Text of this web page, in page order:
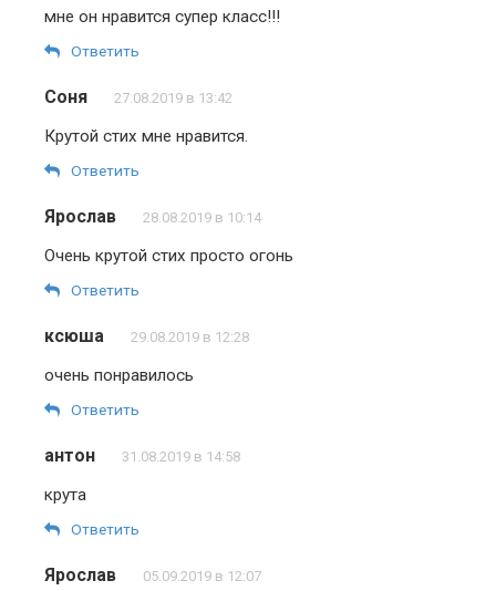
мне он нравится супер класс!!!
Ответить
Соня 27.08.2019 в 13:42
Крутой стих мне нравится.
Ответить
Ярослав 28.08.2019 в 10:14
Очень крутой стих просто огонь
Ответить
ксюша 29.08.2019 в 12:28
очень понравилось
Ответить
антон 31.08.2019 в 14:58
крута
Ответить
Ярослав 05.09.2019 в 12:07